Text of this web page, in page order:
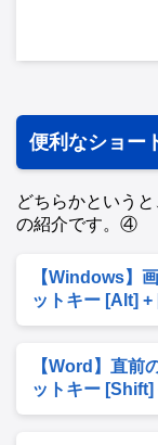
便利なショ
どちらかという
の紹介です。④
【Windows】
ットキー [Alt]
【Word】直前
ットキー [Shift]